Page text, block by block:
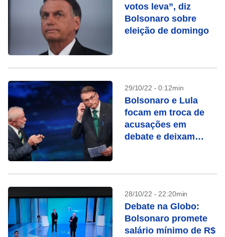
votos leva”, diz
Bolsonaro sobre
eleição de domingo
29/10/22 - 0:12min
Bolsonaro e Lula
focam em troca de
acusações em
debate e deixam
28/10/22 - 22:20min
Debate na Globo:
Bolsonaro promete
salário mínimo de R$